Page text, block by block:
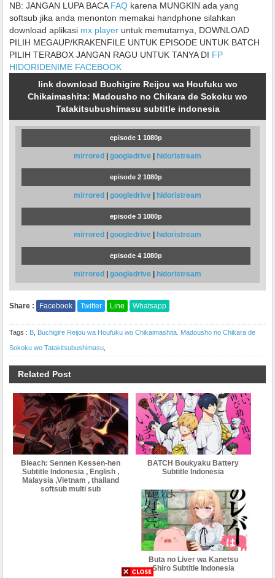
NB: JANGAN LUPA BACA FAQ karena MUNGKIN ada yang
softsub jika anda menonton memakai handphone silahkan
download aplikasi mx player untuk memutarnya, DOWNLOAD
PILIH MEGAUP/KRAKENFILE UNTUK EPISODE UNTUK BATCH
PILIH TERABOX JANGAN RAGU UNTUK TANYA DI FP
HIDORIDENIME FACEBOOK
link download Buchigire Reijou wa Houfuku wo
Chikaimashita: Madousho no Chikara de Sokoku wo
Tatakitsubushimasu subtitle indonesia
episode 1 1080p
mirrored googledrive hidoristream
episode 2 1080p
mirrored googledrive hidoristream
episode 3 1080p
mirrored googledrive hidoristream
episode 4 1080p
mirrored googledrive hidoristream
Share : Facebook Twitter Line Whatsapp
Tags : B Buchigire Reijou wa Houfuku wo Chikaimashita. Madousho no Chikara de
Sokoku wo Tatakitsubushimasu
Related Post
Bleach: Sennen Kessen-hen
Subtitle Indonesia , English ,
Malaysia ,Vietnam , thailand
softsub multi sub
BATCH Boukyaku Battery
Subtitle Indonesia
Buta no Liver wa Kanetsu
Shiro Subtitle Indonesia